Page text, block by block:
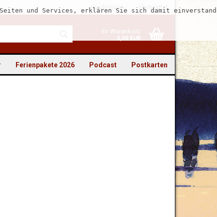
Kundenlogin Merkzettel
Ihr Warenkorb
0,00 EUR
und Services, erklären Sie sich damit
Postkarten
Podcast
Ferienpakete 2026